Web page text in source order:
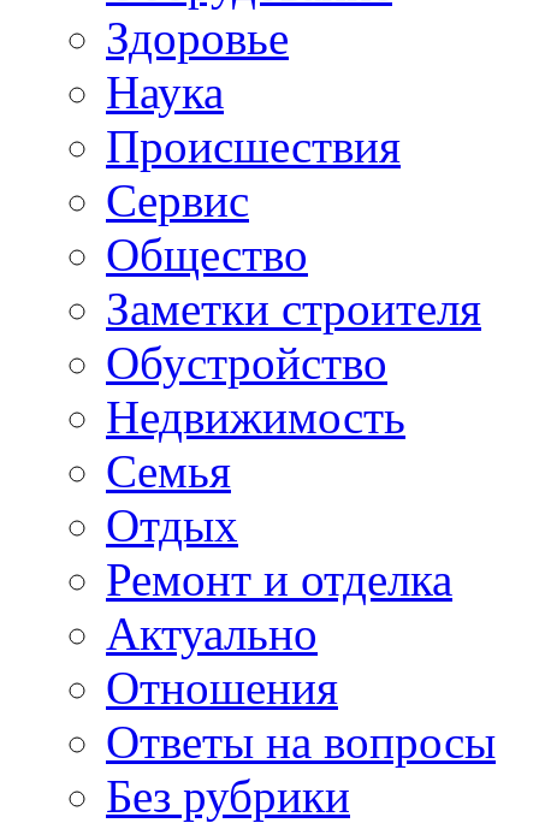
Здоровье
Наука
Происшествия
Сервис
Общество
Заметки строителя
Обустройство
Недвижимость
Семья
Отдых
Ремонт и отделка
Актуально
Отношения
Ответы на вопросы
Без рубрики